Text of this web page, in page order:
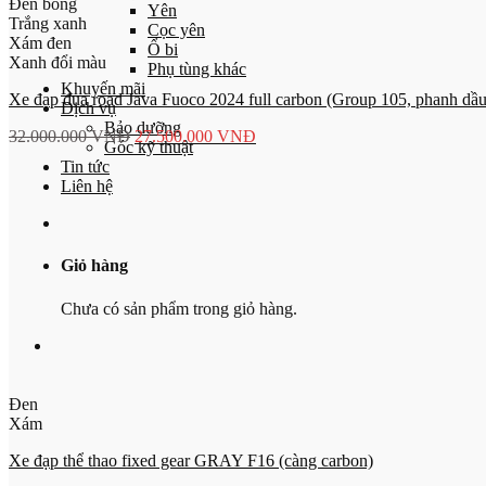
Yên
Cọc yên
Ổ bi
Phụ tùng khác
Khuyến mãi
Dịch vụ
Bảo dưỡng
Góc kỹ thuật
Tin tức
Liên hệ
Giỏ hàng
Chưa có sản phẩm trong giỏ hàng.
Trắng xanh
Xám đen
Xanh đổi màu
Xe đạp đua road Java Fuoco 2024 full carbon (Group 105, phanh
32.000.000VNĐ 27.500.000 VNĐ
Đen
Xám
Xe đạp thể thao fixed gear GRAY F16 (càng carbon)